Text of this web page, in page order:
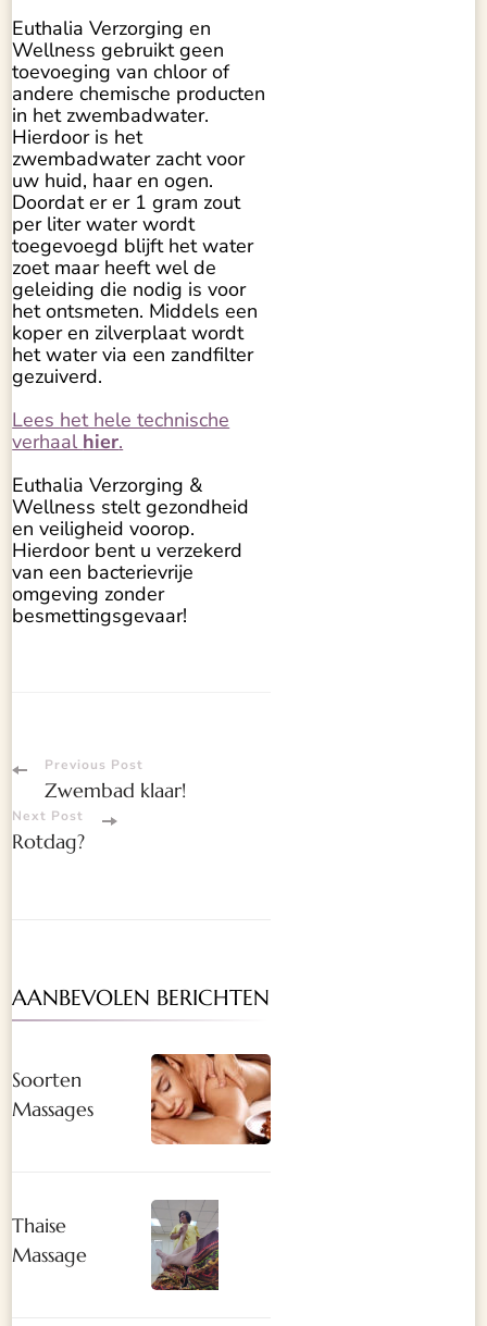
Euthalia Verzorging en
Wellness gebruikt geen
toevoeging van chloor of
andere chemische producten
in het zwembadwater.
Hierdoor is het
zwembadwater zacht voor
uw huid, haar en ogen.
Doordat er er 1 gram zout
per liter water wordt
toegevoegd blijft het water
zoet maar heeft wel de
geleiding die nodig is voor
het ontsmeten. Middels een
koper en zilverplaat wordt
het water via een zandfilter
gezuiverd.
Lees het hele technische
verhaal hier.
Euthalia Verzorging &
Wellness stelt gezondheid
en veiligheid voorop.
Hierdoor bent u verzekerd
van een bacterievrije
omgeving zonder
besmettingsgevaar!
Post
Navigation
Previous Post
Zwembad klaar!
Next Post
Rotdag?
AANBEVOLEN BERICHTEN
Soorten
Massages
Thaise
Massage